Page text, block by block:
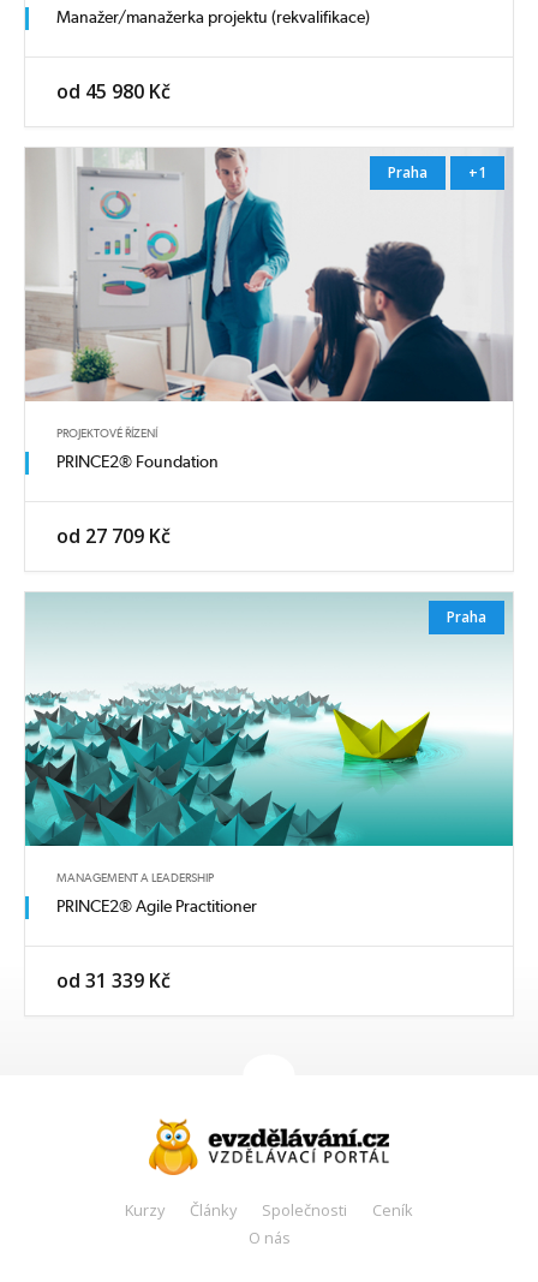
Manažer/manažerka projektu (rekvalifikace)
od 45 980 Kč
Praha +1
PROJEKTOVÉ ŘÍZENÍ
PRINCE2® Foundation
od 27 709 Kč
Praha
MANAGEMENT A LEADERSHIP
PRINCE2® Agile Practitioner
od 31 339 Kč
Kurzy Články Společnosti
Ceník
O nás